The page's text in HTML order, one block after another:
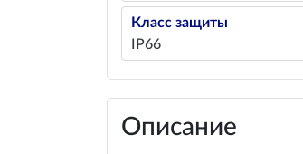
Класс защиты
IP66
Описание